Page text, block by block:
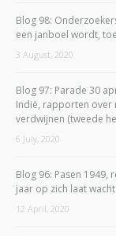
Blog 98:
een janboel wordt,
3 August, 2020
Blog 97: Parade 30
Indië, rapporten
verdwijnen (tweede
6 July, 2020
Blog 96: Pasen
jaar op zich laat
12 April, 2020